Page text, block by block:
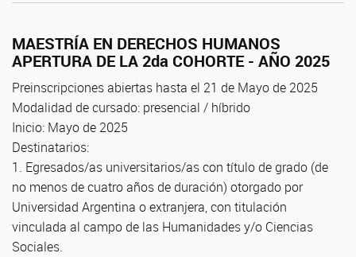
MAESTRÍA EN DERECHOS HUMANOS
APERTURA DE LA 2da COHORTE - AÑO 2025
Preinscripciones abiertas hasta el 21 de Mayo de 2025
Modalidad de cursado: presencial / híbrido
Inicio: Mayo de 2025
Destinatarios:
1. Egresados/as universitarios/as con título de grado (de
no menos de cuatro años de duración) otorgado por
Universidad Argentina o extranjera, con titulación
vinculada al campo de las Humanidades y/o Ciencias
Sociales.